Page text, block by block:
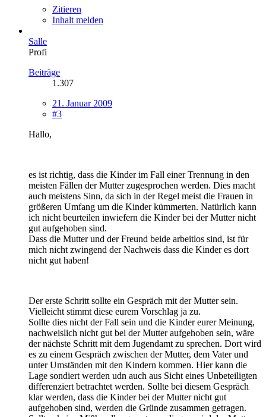
Zitieren
Inhalt melden
Salle
Profi
Beiträge
1.307
21. Januar 2009
#3
Hallo,
es ist richtig, dass die Kinder im Fall einer Trennung in den
meisten Fällen der Mutter zugesprochen werden. Dies macht
auch meistens Sinn, da sich in der Regel meist die Frauen in
größeren Umfang um die Kinder kümmerten. Natürlich kann
ich nicht beurteilen inwiefern die Kinder bei der Mutter nicht
gut aufgehoben sind.
Dass die Mutter und der Freund beide arbeitlos sind, ist für
mich nicht zwingend der Nachweis dass die Kinder es dort
nicht gut haben!
Der erste Schritt sollte ein Gespräch mit der Mutter sein.
Vielleicht stimmt diese eurem Vorschlag ja zu.
Sollte dies nicht der Fall sein und die Kinder eurer Meinung,
nachweislich nicht gut bei der Mutter aufgehoben sein, wäre
der nächste Schritt mit dem Jugendamt zu sprechen. Dort wird
es zu einem Gespräch zwischen der Mutter, dem Vater und
unter Umständen mit den Kindern kommen. Hier kann die
Lage sondiert werden udn auch aus Sicht eines Unbeteiligten
differenziert betrachtet werden. Sollte bei diesem Gespräch
klar werden, dass die Kinder bei der Mutter nicht gut
aufgehoben sind, werden die Gründe zusammen getragen.